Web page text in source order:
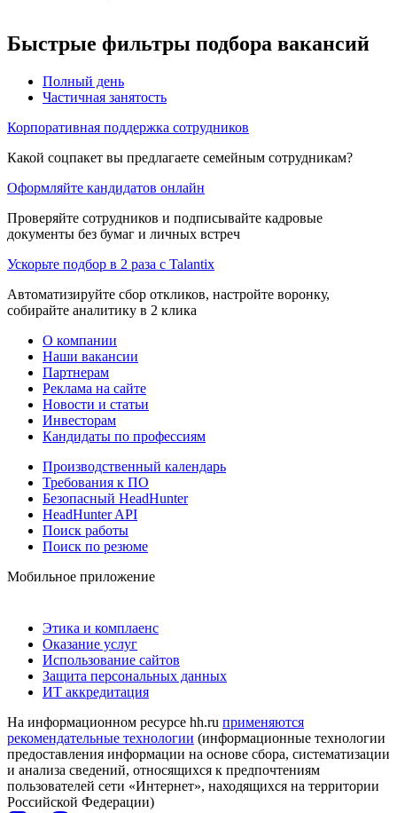
Быстрые фильтры подбора вакансий
Полный день
Частичная занятость
Корпоративная поддержка сотрудников
Какой соцпакет вы предлагаете семейным сотрудникам?
Оформляйте кандидатов онлайн
Проверяйте сотрудников и подписывайте кадровые
документы без бумаг и личных встреч
Ускорьте подбор в 2 раза с Talantix
Автоматизируйте сбор откликов, настройте воронку,
собирайте аналитику в 2 клика
О компании
Наши вакансии
Партнерам
Реклама на сайте
Новости и статьи
Инвесторам
Кандидаты по профессиям
Производственный календарь
Требования к ПО
Безопасный HeadHunter
HeadHunter API
Поиск работы
Поиск по резюме
Мобильное приложение
Этика и комплаенс
Оказание услуг
Использование сайтов
Защита персональных данных
ИТ аккредитация
На информационном ресурсе hh.ru применяются
рекомендательные технологии (информационные технологии
предоставления информации на основе сбора, систематизации
и анализа сведений, относящихся к предпочтениям
пользователей сети «Интернет», находящихся на территории
Российской Федерации)